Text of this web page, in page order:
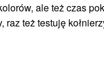
ale też czas
też testuję